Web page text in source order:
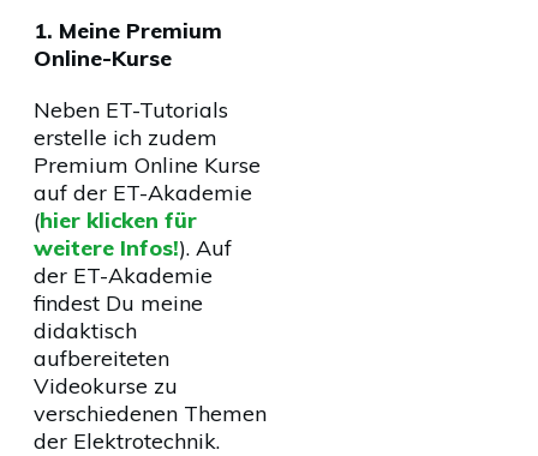
1. Meine Premium
Online-Kurse
Neben ET-Tutorials
erstelle ich zudem
Premium Online Kurse
auf der ET-Akademie
(hier klicken für
weitere Infos!). Auf
der ET-Akademie
findest Du meine
didaktisch
aufbereiteten
Videokurse zu
verschiedenen Themen
der Elektrotechnik.